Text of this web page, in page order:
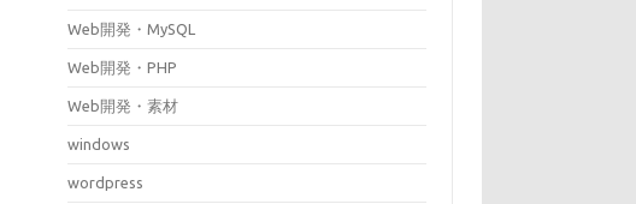
Web開発・MySQL
Web開発・PHP
Web開発・素材
windows
wordpress